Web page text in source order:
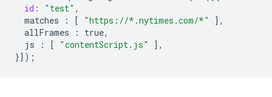
id:
"test" ,
matches
: [ "https://*.nytimes.com/*"
],
allFrames
: true,
js
: [ "contentScript.js"
],
}]);